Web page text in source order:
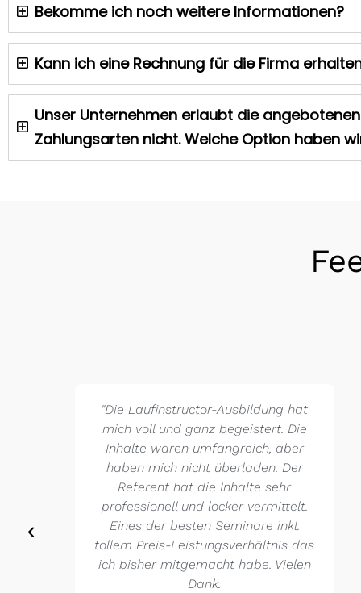
Bekomme ich noch weitere Informationen?
Kann ich eine Rechnung für die Firma
Unser Unternehmen erlaubt die angebotenen
Zahlungsarten nicht. Welche Option haben
"Die Laufinstructor-Ausbildung hat
mich voll und ganz begeistert. Die
Inhalte waren umfangreich, aber
haben mich nicht überladen. Der
Referent hat die Inhalte sehr
professionell und locker vermittelt.
Eines der besten Seminare inkl.
tollem Preis-Leistungsverhältnis das
ich bisher mitgemacht habe. Vielen
Dank.